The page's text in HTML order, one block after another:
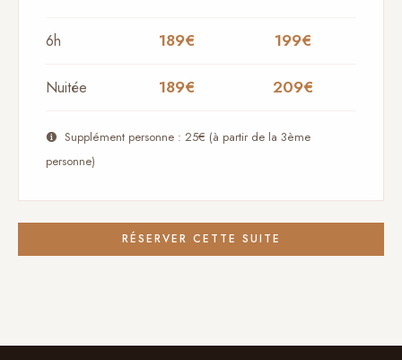
6h 189€ 199€
Nuitée 189€ 209€
Supplément personne : 25€ (à partir de la 3ème
personne)
RÉSERVER CETTE SUITE